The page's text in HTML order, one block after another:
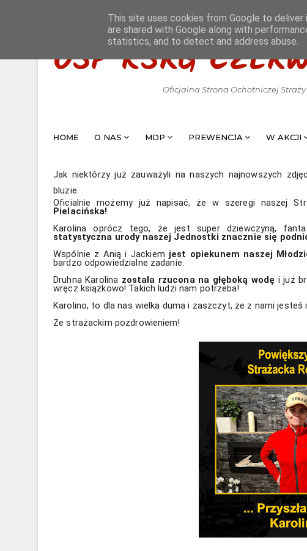
OSP KSRG
Oficjalna Strona Ochotniczej
HOME O NAS MDP PREWENCJA W AKCJI
Jak niektórzy już zauważyli na naszych najnowszych
bluzie.
Oficjalnie możemy już napisać, że w szeregi naszej
Pielacińska!
Karolina oprócz tego, że jest super dziewczyną,
statystyczna urody naszej Jednostki znacznie się
Wspólnie z Anią i Jackiem jest opiekunem naszej
bardzo odpowiedzialne zadanie.
Druhna Karolina została rzucona na głęboką wodę i już
wręcz książkowo! Takich ludzi nam potrzeba!
Karolino, to dla nas wielka duma i zaszczyt, że z nami jesteś i
Ze strażackim pozdrowieniem!
This site uses cookies from Google to
are shared with Google along with
statistics, and to detect and address abuse.